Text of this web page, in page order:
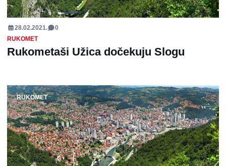
28.02.2021.
0
RUKOMET
Rukometaši Užica dočekuju Slogu
RUKOMET